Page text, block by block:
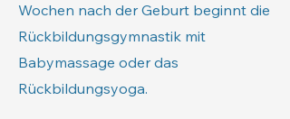
Wochen nach der Geburt beginnt die
Rückbildungsgymnastik mit
Babymassage oder das
Rückbildungsyoga.